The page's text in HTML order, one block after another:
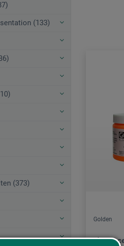
(133)
(373)
Golden